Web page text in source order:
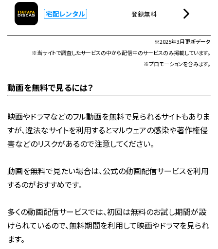
宅配レンタル 登録無料
※2025年3月更新データ
※当サイトで調査したサービスの中から配信中のサービスのみ掲載しています。
※プロモーションを含みます。
動画を無料で見るには？
映画やドラマなどのフル動画を無料で見られるサイトもありま
すが、違法なサイトを利用するとマルウェアの感染や著作権侵
害などのリスクがあるので注意してください。
動画を無料で見たい場合は、公式の動画配信サービスを利用
するのがおすすめです。
多くの動画配信サービスでは、初回は無料のお試し期間が設
けられているので、無料期間を利用して映画やドラマを見られ
ます。